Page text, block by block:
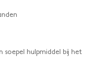
soepel hulpmiddel bij het